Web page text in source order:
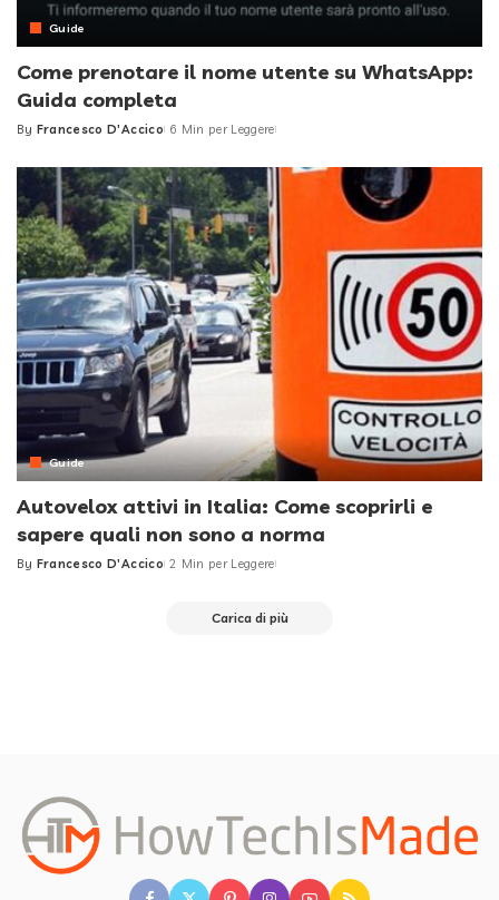
Guide
Come prenotare il nome utente su WhatsApp:
Guida completa
Posted
By Francesco D'Accico 6 Min per Leggere
Guide
Autovelox attivi in Italia: Come scoprirli e
sapere quali non sono a norma
Posted
By Francesco D'Accico 2 Min per Leggere
Carica di più